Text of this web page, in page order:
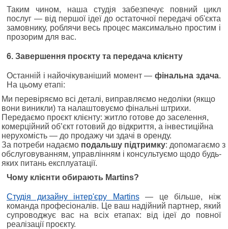
Таким чином, наша студія забезпечує повний цикл
послуг — від першої ідеї до остаточної передачі об'єкта
замовнику, роблячи весь процес максимально простим і
прозорим для вас.
6. Завершення проєкту та передача клієнту
Останній і найочікуваніший момент — фінальна здача.
На цьому етапі:
Ми перевіряємо всі деталі, виправляємо недоліки (якщо
вони виникли) та налаштовуємо фінальні штрихи.
Передаємо проєкт клієнту: житло готове до заселення,
комерційний об’єкт готовий до відкриття, а інвестиційна
нерухомість — до продажу чи здачі в оренду.
За потреби надаємо подальшу підтримку: допомагаємо з
обслуговуванням, управлінням і консультуємо щодо будь-
яких питань експлуатації.
Чому клієнти обирають Martins?
Студія дизайну інтер'єру Martins— це більше, ніж
команда професіоналів. Це ваш надійний партнер, який
супроводжує вас на всіх етапах: від ідеї до повної
реалізації проєкту.